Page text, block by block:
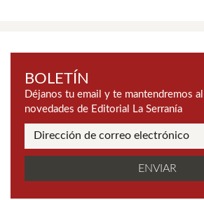
BOLETÍN
Déjanos tu email y te mantendremos
novedades de Editorial La Serranía